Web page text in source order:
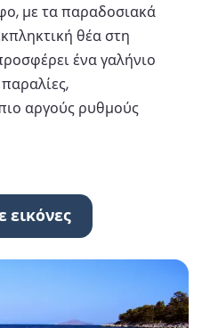
με τα παραδοσιακά
θέα στη
ένα γαλήνιο
αργούς ρυθμούς
εικόνες